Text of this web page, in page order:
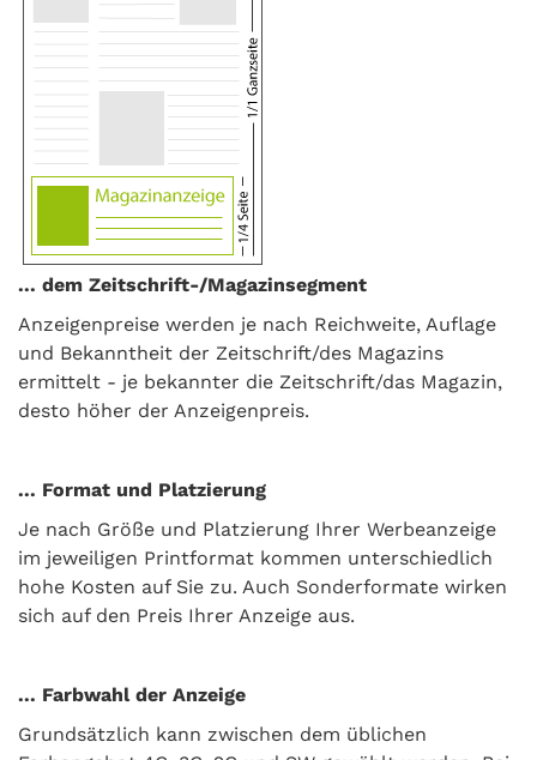
... dem Zeitschrift-/Magazinsegment
Anzeigenpreise werden je nach Reichweite, Auflage
und Bekanntheit der Zeitschrift/des Magazins
ermittelt - je bekannter die Zeitschrift/das Magazin,
desto höher der Anzeigenpreis.
... Format und Platzierung
Je nach Größe und Platzierung Ihrer Werbeanzeige
im jeweiligen Printformat kommen unterschiedlich
hohe Kosten auf Sie zu. Auch Sonderformate wirken
sich auf den Preis Ihrer Anzeige aus.
... Farbwahl der Anzeige
Grundsätzlich kann zwischen dem üblichen